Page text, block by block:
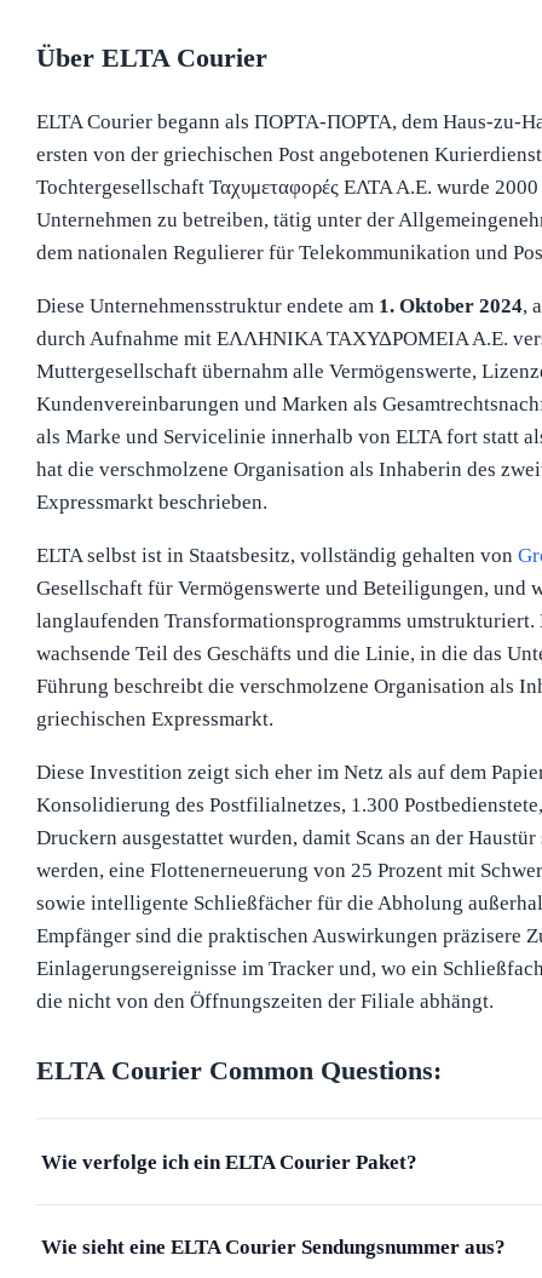
Über ELTA Courier
ELTA Courier begann als ΠΟΡΤΑ-ΠΟΡΤΑ, dem Haus-zu-
ersten von der griechischen Post angebotenen
Tochtergesellschaft Ταχυμεταφορές ΕΛΤΑ Α.Ε. wurde
Unternehmen zu betreiben, tätig unter der
dem nationalen Regulierer für Telekommunikation und
Diese Unternehmensstruktur endete am 1. Oktober 2024,
durch Aufnahme mit ΕΛΛΗΝΙΚΑ ΤΑΧΥΔΡΟΜΕΙΑ Α.Ε.
Muttergesellschaft übernahm alle Vermögenswerte,
Kundenvereinbarungen und Marken als
als Marke und Servicelinie innerhalb von ELTA fort statt
hat die verschmolzene Organisation als Inhaberin des
Expressmarkt beschrieben.
ELTA selbst ist in Staatsbesitz, vollständig gehalten von
Gesellschaft für Vermögenswerte und Beteiligungen, und
langlaufenden Transformationsprogramms
wachsende Teil des Geschäfts und die Linie, in die das
Führung beschreibt die verschmolzene Organisation als
griechischen Expressmarkt.
Diese Investition zeigt sich eher im Netz als auf dem
Konsolidierung des Postfilialnetzes, 1.300
Druckern ausgestattet wurden, damit Scans an der
werden, eine Flottenerneuerung von 25 Prozent mit
sowie intelligente Schließfächer für die Abholung
Empfänger sind die praktischen Auswirkungen präzisere
Einlagerungsereignisse im Tracker und, wo ein
die nicht von den Öffnungszeiten der Filiale abhängt.
ELTA CourierCommon Questions:
Wie verfolge ich ein ELTA Courier Paket?
Wie sieht eine ELTA Courier Sendungsnummer aus?